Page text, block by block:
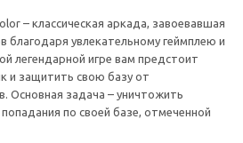
– классическая аркада, завоевавшая
благодаря увлекательному геймплею и
легендарной игре вам предстоит
и защитить свою базу от
Основная задача – уничтожить
по своей базе, отмеченной